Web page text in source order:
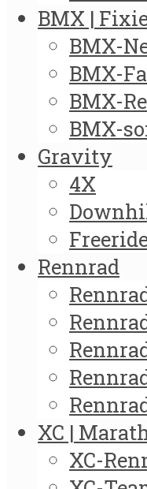
BMX |
BMX-
BMX-
BMX-
BMX-
Gravity
4X
Rennrad
XC |
XC-